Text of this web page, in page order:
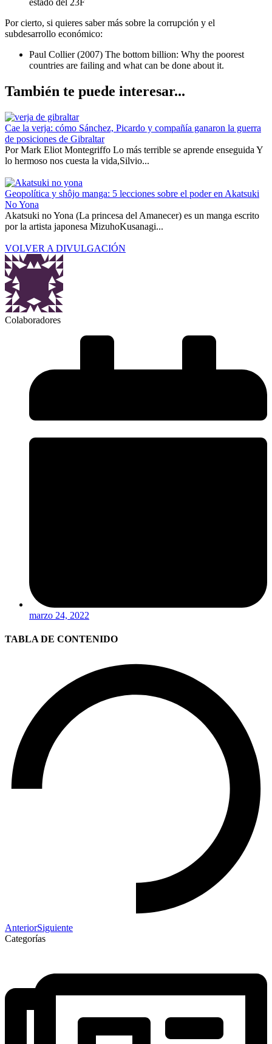
estado del 23F
Por cierto, si quieres saber más sobre la corrupción y el
subdesarrollo económico:
Paul Collier (2007) The bottom billion: Why the poorest
countries are failing and what can be done about it.
También te puede interesar...
Cae la verja: cómo Sánchez, Picardo y compañía ganaron la guerra
de posiciones de Gibraltar
Por Mark Eliot Montegriffo Lo más terrible se aprende enseguida Y
lo hermoso nos cuesta la vida,Silvio...
Geopolítica y shôjo manga: 5 lecciones sobre el poder en Akatsuki
No Yona
Akatsuki no Yona (La princesa del Amanecer) es un manga escrito
por la artista japonesa MizuhoKusanagi...
VOLVER A DIVULGACIÓN
Colaboradores
marzo 24, 2022
TABLA DE CONTENIDO
AnteriorSiguiente
Categorías